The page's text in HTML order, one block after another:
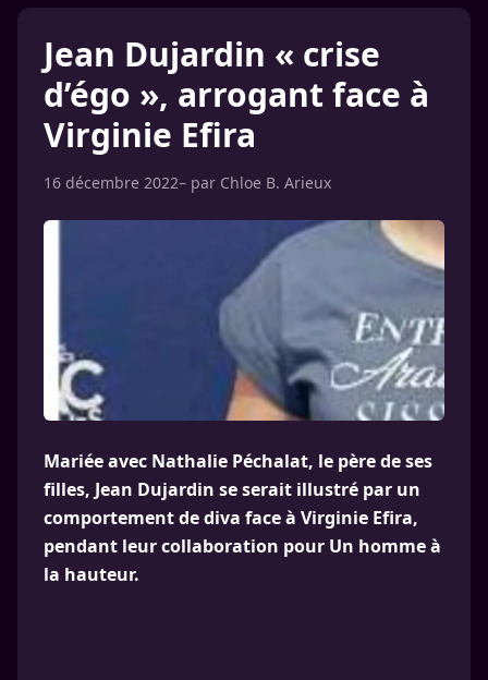
Jean Dujardin « crise
d’égo », arrogant face à
Virginie Efira
16 décembre 2022– par Chloe B. Arieux
Mariée avec Nathalie Péchalat, le père de ses
filles, Jean Dujardin se serait illustré par un
comportement de diva face à Virginie Efira,
pendant leur collaboration pour Un homme à
la hauteur.